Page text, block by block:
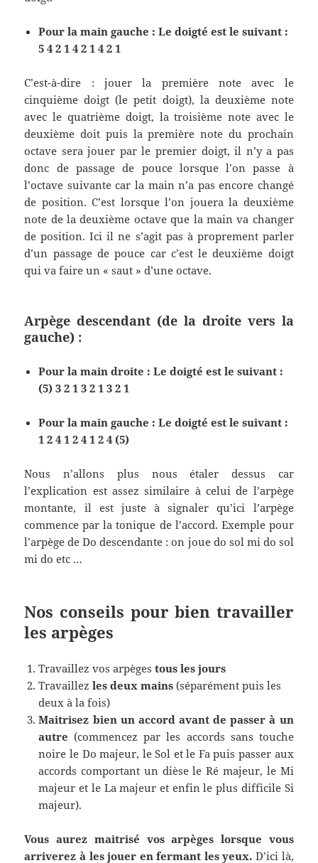
Pour la main gauche : Le doigté est le suivant :
5 4 2 1 4 2 1 4 2 1
C’est-à-dire : jouer la première note avec le
cinquième doigt (le petit doigt), la deuxième note
avec le quatrième doigt, la troisième note avec le
deuxième doit puis la première note du prochain
octave sera jouer par le premier doigt, il n’y a pas
donc de passage de pouce lorsque l’on passe à
l’octave suivante car la main n’a pas encore changé
de position. C’est lorsque l’on jouera la deuxième
note de la deuxième octave que la main va changer
de position. Ici il ne s’agit pas à proprement parler
d’un passage de pouce car c’est le deuxième doigt
qui va faire un « saut » d’une octave.
Arpège descendant (de la droite vers la
gauche) :
Pour la main droite : Le doigté est le suivant :
(5) 3 2 1 3 2 1 3 2 1
Pour la main gauche : Le doigté est le suivant :
1 2 4 1 2 4 1 2 4 (5)
Nous n’allons plus nous étaler dessus car
l’explication est assez similaire à celui de l’arpège
montante, il est juste à signaler qu’ici l’arpège
commence par la tonique de l’accord. Exemple pour
l’arpège de Do descendante : on joue do sol mi do sol
mi do etc …
Nos conseils pour bien travailler
les arpèges
Travaillez vos arpèges tous les jours
Travaillez les deux mains (séparément puis les
deux à la fois)
Maitrisez bien un accord avant de passer à un
autre (commencez par les accords sans touche
noire le Do majeur, le Sol et le Fa puis passer aux
accords comportant un dièse le Ré majeur, le Mi
majeur et le La majeur et enfin le plus difficile Si
majeur).
Vous aurez maitrisé vos arpèges lorsque vous
arriverez à les jouer en fermant les yeux. D’ici là,